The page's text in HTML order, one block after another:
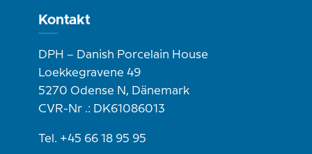
Kontakt
DPH – Danish Porcelain House
Loekkegravene 49
5270 Odense N, Dänemark
CVR-Nr .: DK61086013
Tel. +45 66 18 95 95